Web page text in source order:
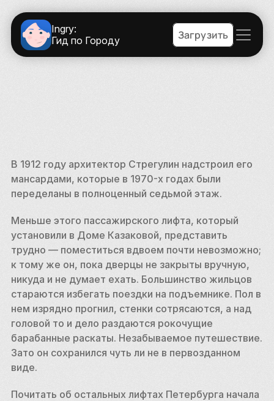
Ingry:
Гид по Городу
Загрузить
В 1912 году архитектор Стрегулин надстроил его
мансардами, которые в 1970-х годах были
переделаны в полноценный седьмой этаж.
Меньше этого пассажирского лифта, который
установили в Доме Казаковой, представить
трудно — поместиться вдвоем почти невозможно;
к тому же он, пока дверцы не закрыты вручную,
никуда и не думает ехать. Большинство жильцов
стараются избегать поездки на подъемнике. Пол в
нем изрядно прогнил, стенки сотрясаются, а над
головой то и дело раздаются рокочущие
барабанные раскаты. Незабываемое путешествие.
Зато он сохранился чуть ли не в первозданном
виде.
Почитать об остальных лифтах Петербурга начала